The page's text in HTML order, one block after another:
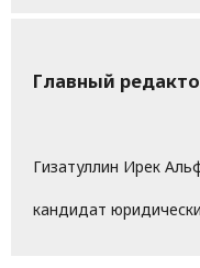
Главный
Гизатуллин Ирек
кандидат